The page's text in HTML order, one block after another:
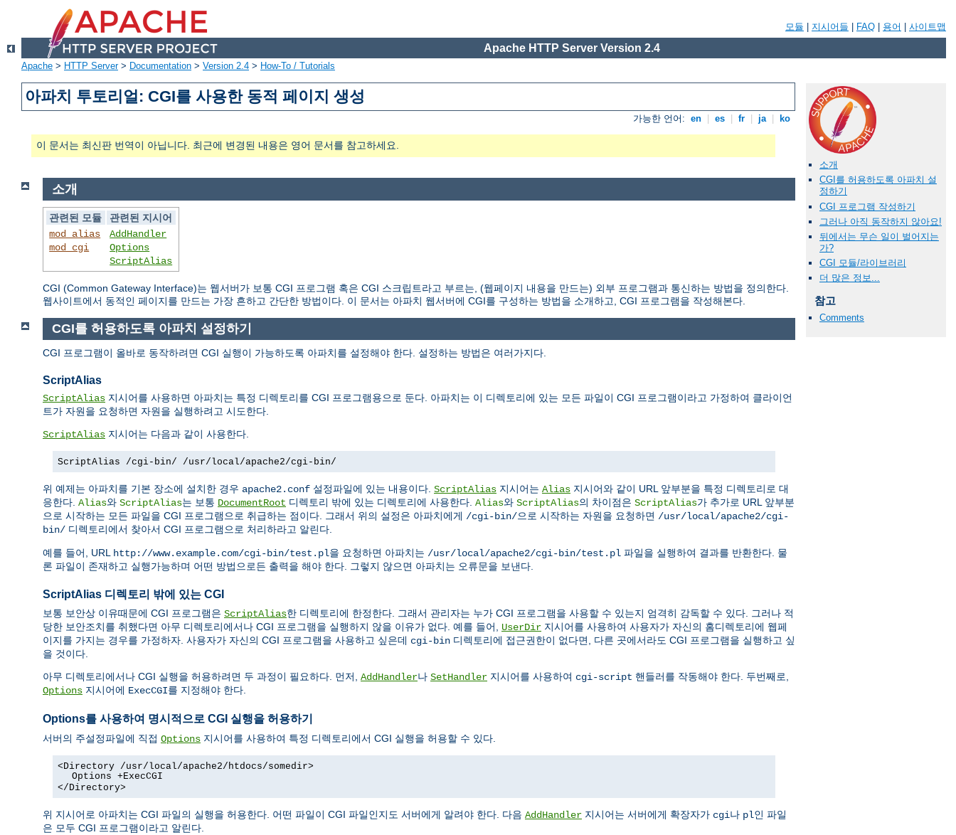
모듈 지시어들 FAQ 용어 사이트맵
Apache HTTP Server Version 2.4
Apache > HTTP Server> Documentation > Version 2.4 > How-To / Tutorials
아파치 투토리얼: CGI를 사용한 동적 페이지 생성
가능한 언어: en es fr ja ko
이 문서는 최신판 번역이 아닙니다. 최근에 변경된 내용은 영어 문서를 참고하세요.
소개
CGI를 허용하도록 아파치 설
정하기
CGI 프로그램 작성하기
그러나 아직 동작하지 않아요!
뒤에서는 무슨 일이 벌어지는
가?
CGI 모듈/라이브러리
더 많은 정보...
참고
Comments
소개
관련된 모듈
관련된 지시어
mod_alias
mod_cgi
AddHandler
Options
ScriptAlias
CGI (Common Gateway Interface)는 웹서버가 보통 CGI 프로그램 혹은 CGI 스크립트라고 부르는, (웹페이지 내용을 만드는) 외부 프로그램과 통신하는 방법을 정의한다.
웹사이트에서 동적인 페이지를 만드는 가장 흔하고 간단한 방법이다. 이 문서는 아파치 웹서버에 CGI를 구성하는 방법을 소개하고, CGI 프로그램을 작성해본다.
CGI를 허용하도록 아파치 설정하기
CGI 프로그램이 올바로 동작하려면 CGI 실행이 가능하도록 아파치를 설정해야 한다. 설정하는 방법은 여러가지다.
ScriptAlias
ScriptAlias 지시어를 사용하면 아파치는 특정 디렉토리를 CGI 프로그램용으로 둔다. 아파치는 이 디렉토리에 있는 모든 파일이 CGI 프로그램이라고 가정하여 클라이언
트가 자원을 요청하면 자원을 실행하려고 시도한다.
ScriptAlias 지시어는 다음과 같이 사용한다.
ScriptAlias /cgi-bin/ /usr/local/apache2/cgi-bin/
위 예제는 아파치를 기본 장소에 설치한 경우 apache2.conf 설정파일에 있는 내용이다. ScriptAlias 지시어는 Alias 지시어와 같이 URL 앞부분을 특정 디렉토리로 대
응한다. Alias와 ScriptAlias는 보통 DocumentRoot 디렉토리 밖에 있는 디렉토리에 사용한다. Alias와 ScriptAlias의 차이점은 ScriptAlias가 추가로 URL 앞부분
으로 시작하는 모든 파일을 CGI 프로그램으로 취급하는 점이다. 그래서 위의 설정은 아파치에게 /cgi-bin/으로 시작하는 자원을 요청하면 /usr/local/apache2/cgi-
bin/ 디렉토리에서 찾아서 CGI 프로그램으로 처리하라고 알린다.
예를 들어, URL http://www.example.com/cgi-bin/test.pl을 요청하면 아파치는 /usr/local/apache2/cgi-bin/test.pl 파일을 실행하여 결과를 반환한다. 물
론 파일이 존재하고 실행가능하며 어떤 방법으로든 출력을 해야 한다. 그렇지 않으면 아파치는 오류문을 보낸다.
ScriptAlias 디렉토리 밖에 있는 CGI
보통 보안상 이유때문에 CGI 프로그램은 ScriptAlias한 디렉토리에 한정한다. 그래서 관리자는 누가 CGI 프로그램을 사용할 수 있는지 엄격히 감독할 수 있다. 그러나 적
당한 보안조치를 취했다면 아무 디렉토리에서나 CGI 프로그램을 실행하지 않을 이유가 없다. 예를 들어, UserDir 지시어를 사용하여 사용자가 자신의 홈디렉토리에 웹페
이지를 가지는 경우를 가정하자. 사용자가 자신의 CGI 프로그램을 사용하고 싶은데 cgi-bin 디렉토리에 접근권한이 없다면, 다른 곳에서라도 CGI 프로그램을 실행하고 싶
을 것이다.
아무 디렉토리에서나 CGI 실행을 허용하려면 두 과정이 필요하다. 먼저, AddHandler나 SetHandler 지시어를 사용하여 cgi-script 핸들러를 작동해야 한다. 두번째로,
Options 지시어에 ExecCGI를 지정해야 한다.
Options를 사용하여 명시적으로 CGI 실행을 허용하기
서버의 주설정파일에 직접 Options 지시어를 사용하여 특정 디렉토리에서 CGI 실행을 허용할 수 있다.
<Directory /usr/local/apache2/htdocs/somedir>
Options +ExecCGI
</Directory>
위 지시어로 아파치는 CGI 파일의 실행을 허용한다. 어떤 파일이 CGI 파일인지도 서버에게 알려야 한다. 다음 AddHandler 지시어는 서버에게 확장자가 cgi나 pl인 파일
은 모두 CGI 프로그램이라고 알린다.